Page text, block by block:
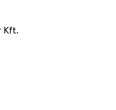
Kft.